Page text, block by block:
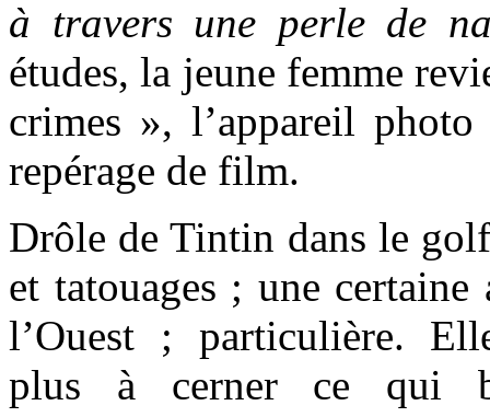
à travers une perle de
études, la jeune femme
crimes », l’appareil
repérage de film.
Drôle de Tintin dans le
et tatouages ; une certaine
l’Ouest ; particulière.
plus à cerner ce qui